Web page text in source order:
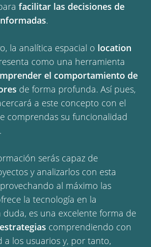
facilitar las decisiones de
.
la analítica espacial o location
como una herramienta
el comportamiento de
de forma profunda. Así pues,
a este concepto con el
comprendas su funcionalidad
serás capaz de
y analizarlos con esta
al máximo las
la tecnología en la
duda, es una excelente forma de
comprendiendo con
a los usuarios y, por tanto,